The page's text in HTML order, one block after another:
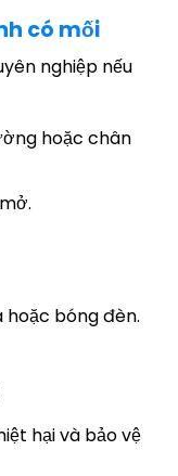
có mối
nghiệp nếu
hoặc chân
hoặc bóng đèn.
hại và bảo vệ